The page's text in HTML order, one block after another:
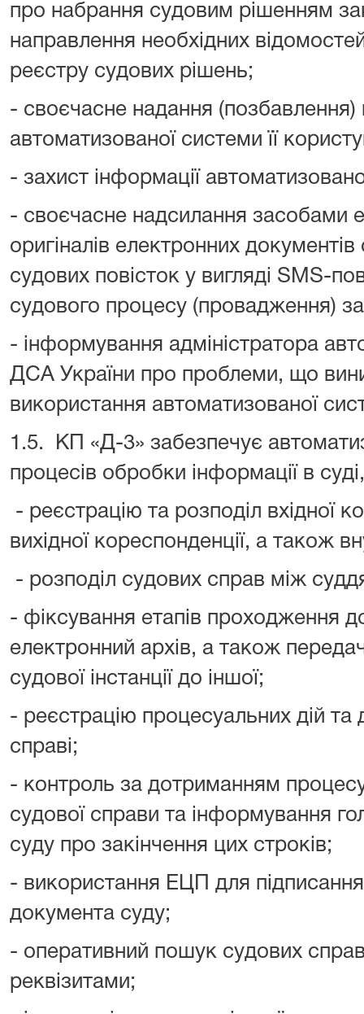
про набрання судовим рішенням
направлення необхідних
реєстру судових рішень;
- своєчасне надання (позбавлення)
автоматизованої системи її
- захист інформації
- своєчасне надсилання засобами
оригіналів електронних документів
судових повісток у вигляді SMS-
судового процесу (провадження)
- інформування адміністратора
ДСА України про проблеми, що
використання автоматизованої
1.5. КП «Д-3» забезпечує
процесів обробки інформації в
- реєстрацію та розподіл вхідної
вихідної кореспонденції, а також
- розподіл судових справ між
- фіксування етапів проходження
електронний архів, а також
судової інстанції до іншої;
- реєстрацію процесуальних дій та
справі;
- контроль за дотриманням
судової справи та інформування
суду про закінчення цих строків;
- використання ЕЦП для
документа суду;
- оперативний пошук судових справ
реквізитами;